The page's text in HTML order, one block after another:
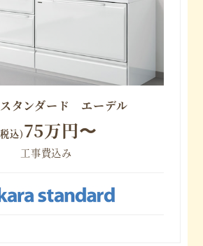
タンダード エーデル
込)75万円〜
工事費込み